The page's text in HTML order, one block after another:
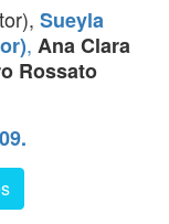
Sueyla
, Ana Clara
Rossato